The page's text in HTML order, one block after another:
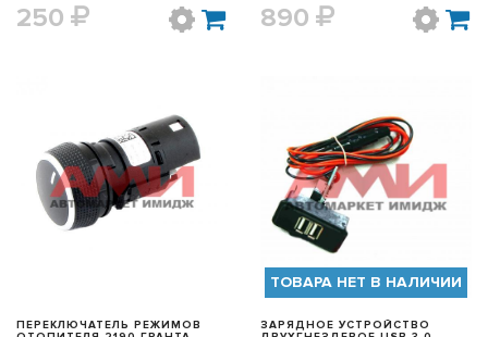
250 890
БЫСТРЫЙ ПРОСМОТР
ПЕРЕКЛЮЧАТЕЛЬ РЕЖИМОВ
БЫСТРЫЙ ПРОСМОТР
ТОВАРА НЕТ В НАЛИЧИИ
ЗАРЯДНОЕ УСТРОЙСТВО